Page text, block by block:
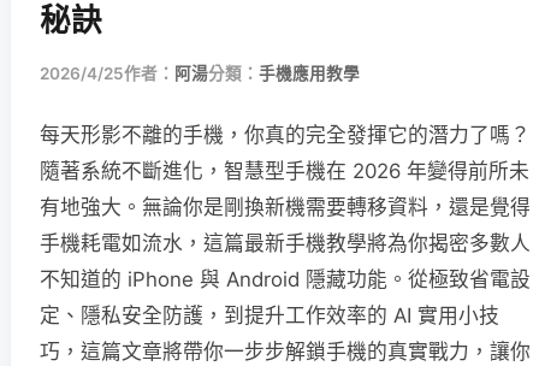
秘訣
2026/4/25作者： 阿湯分類： 手機應用教學
每天形影不離的手機，你真的完全發揮它的潛力了嗎？
隨著系統不斷進化，智慧型手機在 2026 年變得前所未
有地強大。無論你是剛換新機需要轉移資料，還是覺得
手機耗電如流水，這篇最新手機教學將為你揭密多數人
不知道的 iPhone 與 Android 隱藏功能。從極致省電設
定、隱私安全防護，到提升工作效率的 AI 實用小技
巧，這篇文章將帶你一步步解鎖手機的真實戰力，讓你